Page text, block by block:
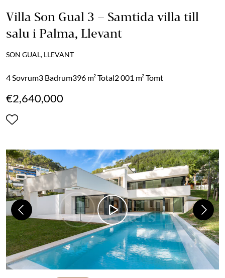
Villa Son Gual 3 – Samtida villa till
salu i Palma, Llevant
SON GUAL, LLEVANT
4 Sovrum3 Badrum396 m² Total2 001 m² Tomt
€2,640,000
Previous Next